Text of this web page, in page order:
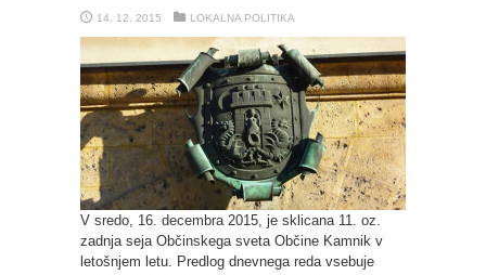
14. 12. 2015 LOKALNA POLITIKA
V sredo, 16. decembra 2015, je sklicana 11. oz.
zadnja seja Občinskega sveta Občine Kamnik v
letošnjem letu. Predlog dnevnega reda vsebuje